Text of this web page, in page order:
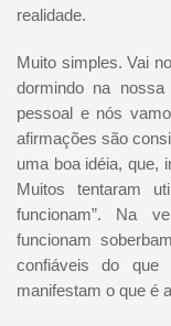
realidade.
Muito simples. Vai
dormindo na
pessoal e nós
afirmações são
uma boa idéia, que,
Muitos tentaram
funcionam”. Na
funcionam
confiáveis do que
manifestam o que é